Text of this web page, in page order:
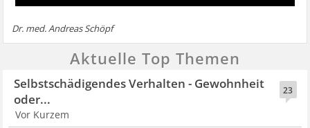
Dr. med. Andreas Schöpf
Aktuelle Top Themen
23
Selbstschädigendes Verhalten - Gewohnheit
oder...
Vor Kurzem